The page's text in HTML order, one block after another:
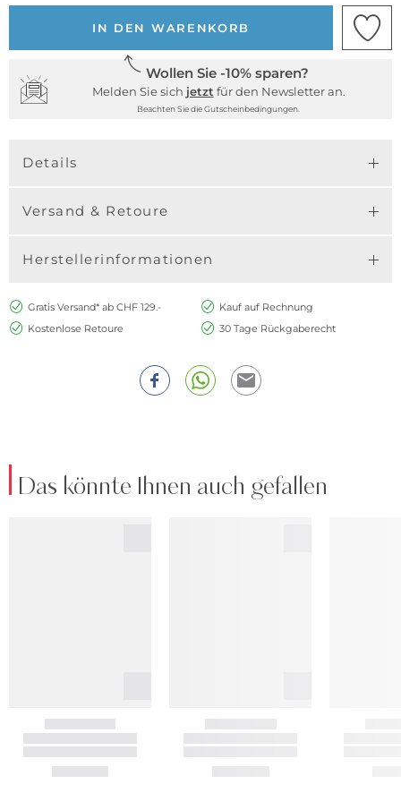
IN DEN WARENKORB
Wollen Sie -10% sparen?
Melden Sie sich jetzt für den Newsletter an.
Beachten Sie die Gutscheinbedingungen.
Details
Versand & Retoure
Herstellerinformationen
Gratis Versand* ab CHF 129.-
Kauf auf Rechnung
Kostenlose Retoure
30 Tage Rückgaberecht
Das könnte Ihnen auch gefallen